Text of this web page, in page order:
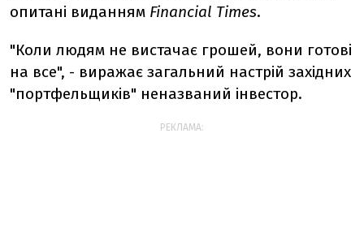
опитані виданням Financial Times.
"Коли людям не вистачає грошей, вони готові
на все", - виражає загальний настрій західних
"портфельщиків" неназваний інвестор.
РЕКЛАМА: